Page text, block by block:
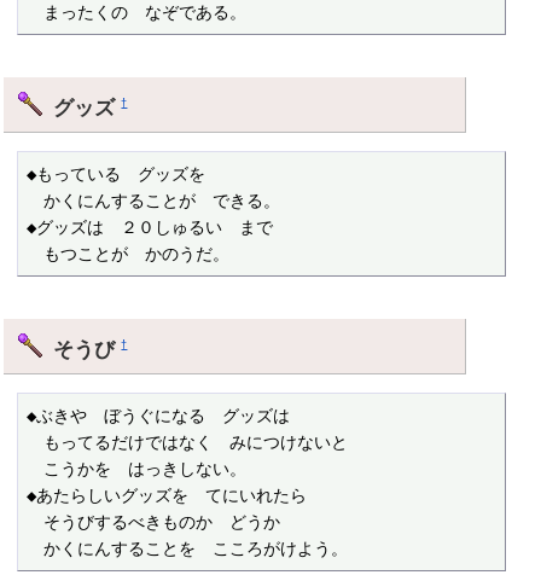
まったくの　なぞである。
グッズ†
◆もっている　グッズを
かくにんすることが　できる。
◆グッズは　２０しゅるい　まで
もつことが　かのうだ。
そうび†
◆ぶきや　ぼうぐになる　グッズは
もってるだけではなく　みにつけないと
こうかを　はっきしない。
◆あたらしいグッズを　てにいれたら
そうびするべきものか　どうか
かくにんすることを　こころがけよう。